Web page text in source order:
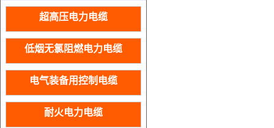
超高压电力电缆
低烟无氯阻燃电力电缆
电气装备用控制电缆
耐火电力电缆